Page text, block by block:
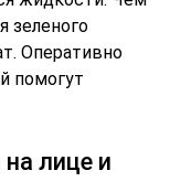
зеленого
Оперативно
помогут
лице и